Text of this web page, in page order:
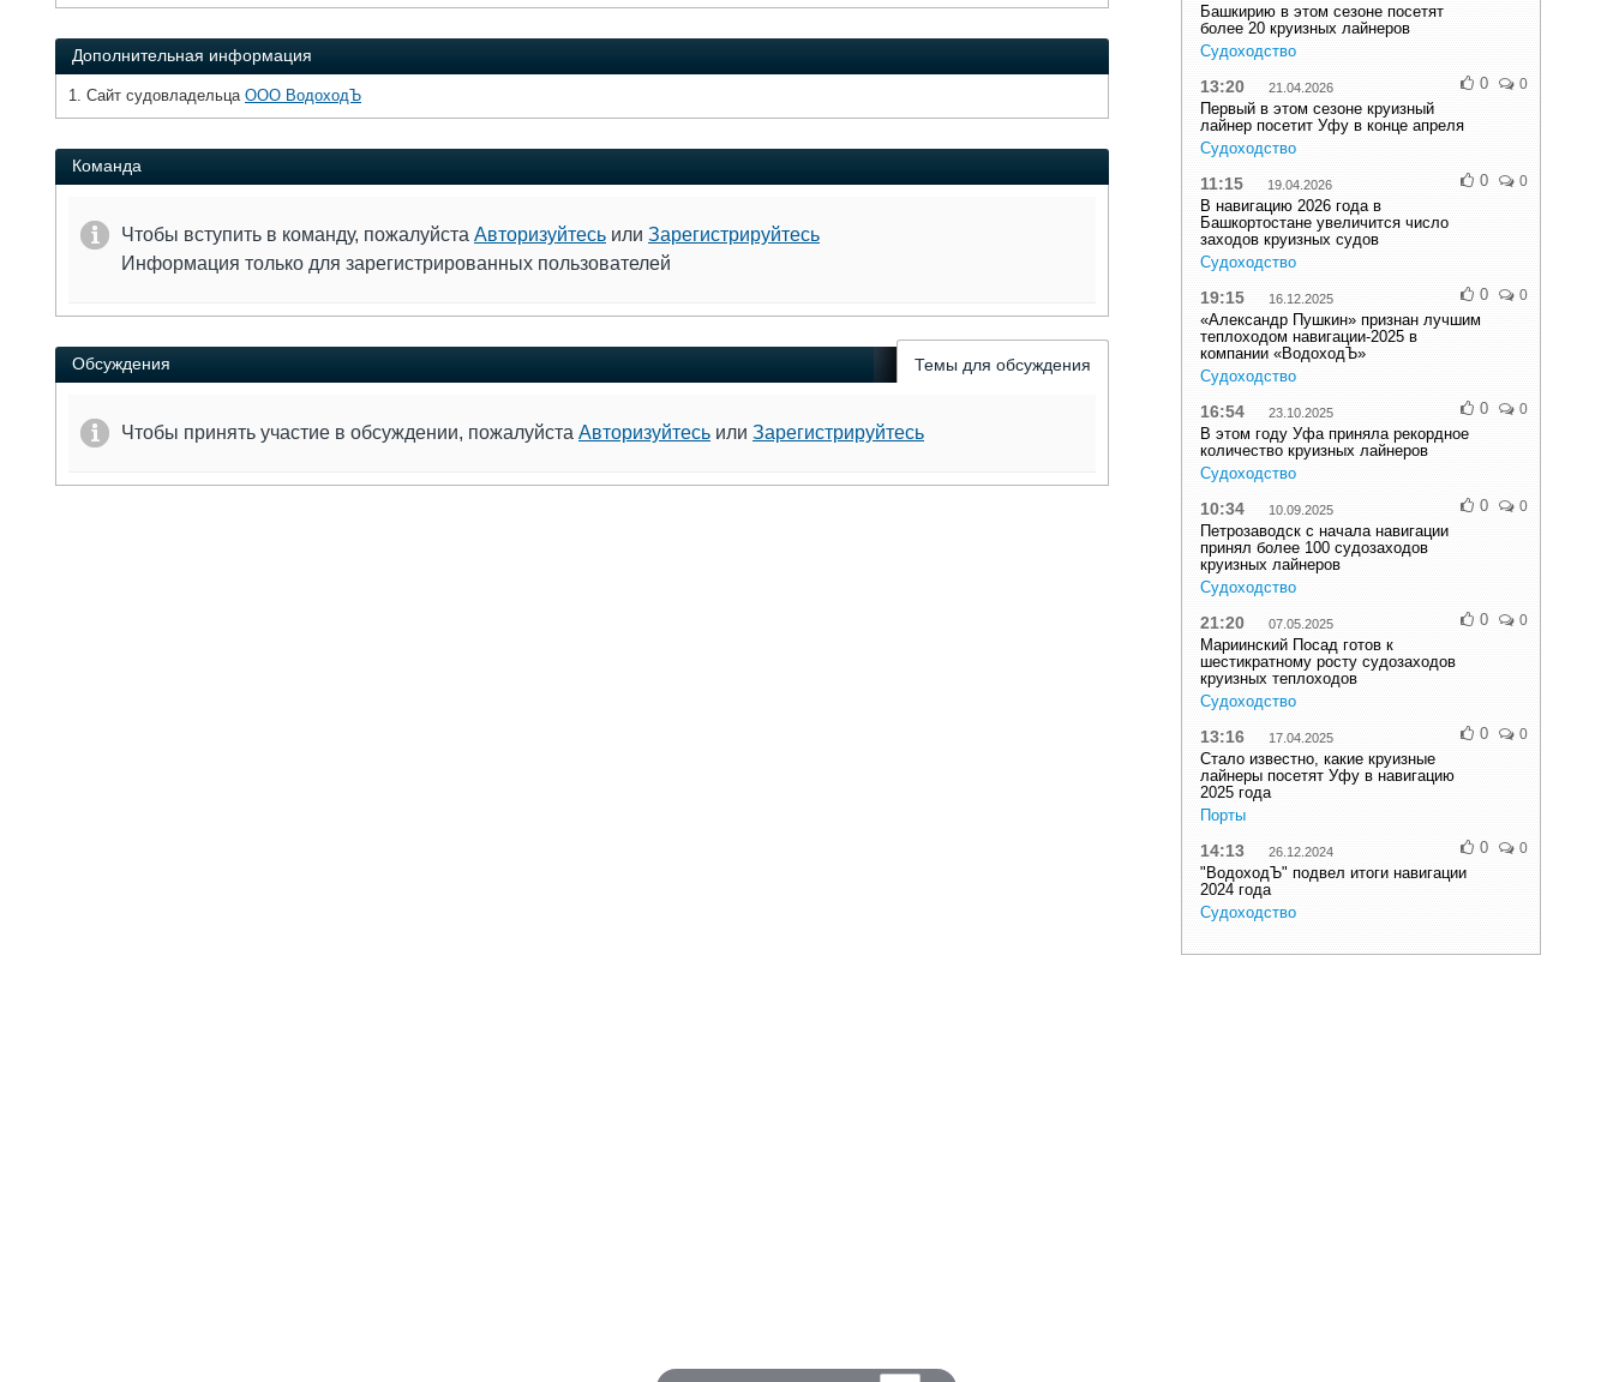
Дополнительная информация
1. Сайт судовладельца ООО ВодоходЪ
Команда
Чтобы вступить в команду, пожалуйста Авторизуйтесь или Зарегистрируйтесь
Информация только для зарегистрированных пользователей
Обсуждения Темы для обсуждения
Чтобы принять участие в обсуждении, пожалуйста Авторизуйтесь или Зарегистрируйтесь
Башкирию в этом сезоне посетят
более 20 круизных лайнеров
Судоходство
13:20 21.04.2026
Первый в этом сезоне круизный
лайнер посетит Уфу в конце апреля
Судоходство
0 0
11:15 19.04.2026
В навигацию 2026 года в
Башкортостане увеличится число
заходов круизных судов
Судоходство
0 0
19:15 16.12.2025
«Александр Пушкин» признан лучшим
теплоходом навигации-2025 в
компании «ВодоходЪ»
Судоходство
0 0
16:54 23.10.2025
В этом году Уфа приняла рекордное
количество круизных лайнеров
Судоходство
0 0
10:34 10.09.2025
Петрозаводск с начала навигации
принял более 100 судозаходов
круизных лайнеров
Судоходство
0 0
21:20 07.05.2025
Мариинский Посад готов к
шестикратному росту судозаходов
круизных теплоходов
Судоходство
0 0
13:16 17.04.2025
Стало известно, какие круизные
лайнеры посетят Уфу в навигацию
2025 года
Порты
0 0
14:13 26.12.2024
"ВодоходЪ" подвел итоги навигации
2024 года
Судоходство
0 0